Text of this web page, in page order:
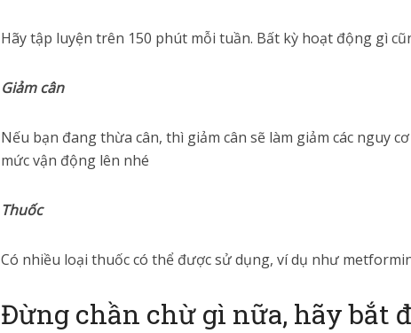
Hãy tập luyện trên 150 phút mỗi tuần. Bất kỳ hoạt động gì
Giảm cân
Nếu bạn đang thừa cân, thì giảm cân sẽ làm giảm các nguy
mức vận động lên nhé
Thuốc
Có nhiều loại thuốc có thể được sử dụng, ví dụ như
Đừng chần chừ gì nữa, hãy bắt